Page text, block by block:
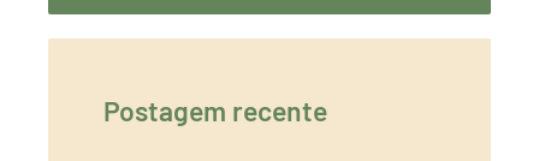
Postagem recente